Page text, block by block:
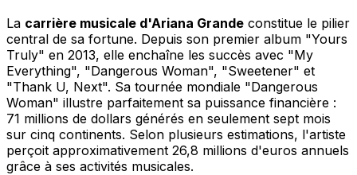
La carrière musicale d'Ariana Grande constitue le pilier
central de sa fortune. Depuis son premier album "Yours
Truly" en 2013, elle enchaîne les succès avec "My
Everything", "Dangerous Woman", "Sweetener" et
"Thank U, Next". Sa tournée mondiale "Dangerous
Woman" illustre parfaitement sa puissance financière :
71 millions de dollars générés en seulement sept mois
sur cinq continents. Selon plusieurs estimations, l'artiste
perçoit approximativement 26,8 millions d'euros annuels
grâce à ses activités musicales.